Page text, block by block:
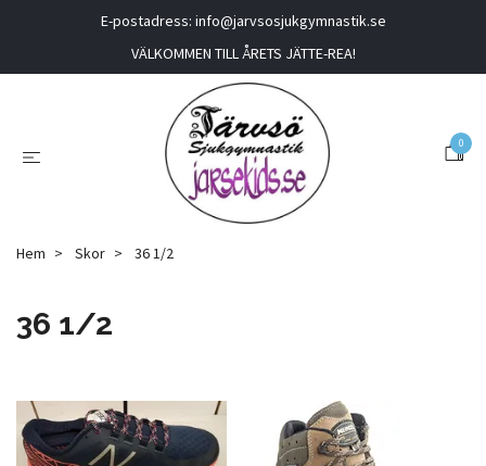
E-postadress: info@jarvsosjukgymnastik.se
VÄLKOMMEN TILL ÅRETS JÄTTE-REA!
0
Hem Skor 36 1/2
36 1/2